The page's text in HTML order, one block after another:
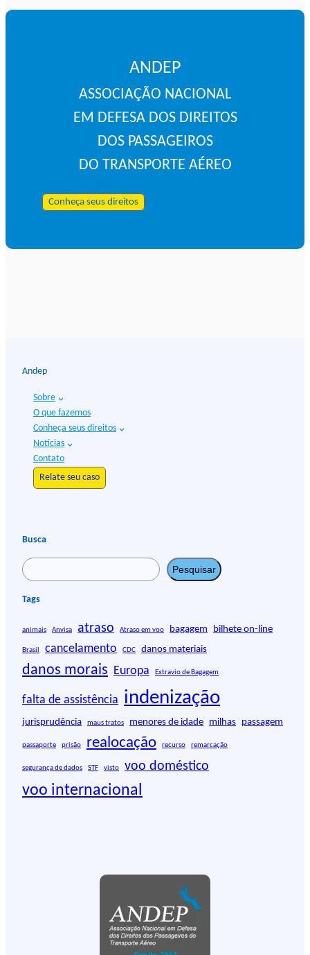
ANDEP
ASSOCIAÇÃO NACIONAL
EM DEFESA DOS DIREITOS
DOS PASSAGEIROS
DO TRANSPORTE AÉREO
Conheça seus direitos
Andep
Sobre
O que fazemos
Conheça seus direitos
Notícias
Contato
Relate seu caso
Busca
P
e
s
u
a
r
Pesquisar
Tags
animais Anvisa atraso Atraso em voo bagagem bilhete on-line
Brasil cancelamento CDC danos materiais
danos morais Europa Extravio de Bagagem
falta de assistência indenização
jurisprudência maus tratos menores de idade milhas passagem
passaporte prisão realocação recurso remarcação
segurança de dados STF visto voo doméstico
voo internacional